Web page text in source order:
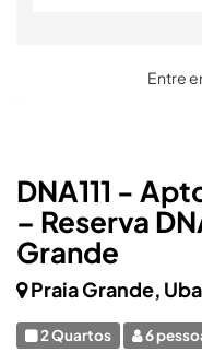
DNA111 -
– Reserva
Grande
Praia Grande,
2 Quartos 6
Entre